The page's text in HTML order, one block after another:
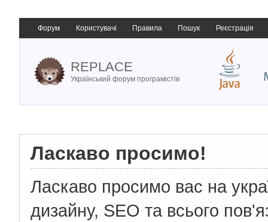
Форум Користувачі Правила Пошук Реєстрація
REPLACE
Український форум програмістів
Ласкаво просимо!
Ласкаво просимо вас на
дизайну, SEO та всього